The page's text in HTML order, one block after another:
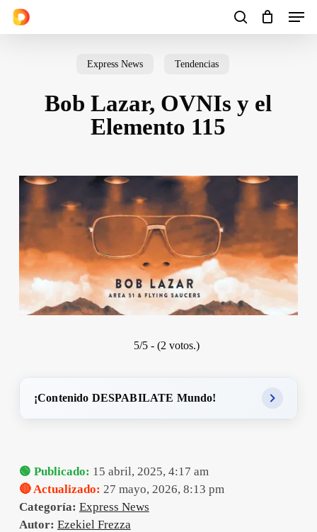
Skip
search
Menu
Cart Close
Express News Tendencias
Bob Lazar, OVNIs y el
Elemento 115
5/5 - (2 votos.)
¡Contenido DESPABILATE Mundo!
🟢 Publicado: 15 abril, 2025, 4:17 am
🔴 Actualizado: 27 mayo, 2026, 8:13 pm
Categoría: Express News
Autor: Ezekiel Frezza